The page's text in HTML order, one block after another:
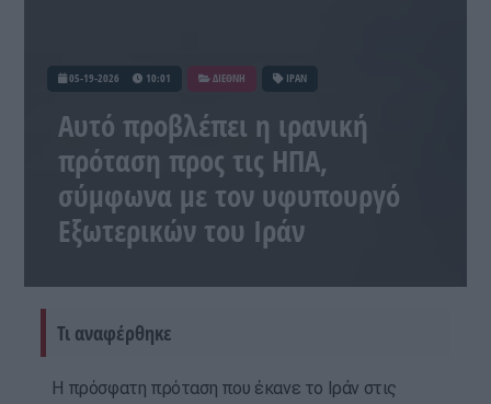
05-19-2026 10:01 ΔΙΕΘΝΗ ΙΡΑΝ
Αυτό προβλέπει η ιρανική
πρόταση προς τις ΗΠΑ,
σύμφωνα με τον υφυπουργό
Εξωτερικών του Ιράν
Τι αναφέρθηκε
Η πρόσφατη πρόταση που έκανε το Ιράν στις